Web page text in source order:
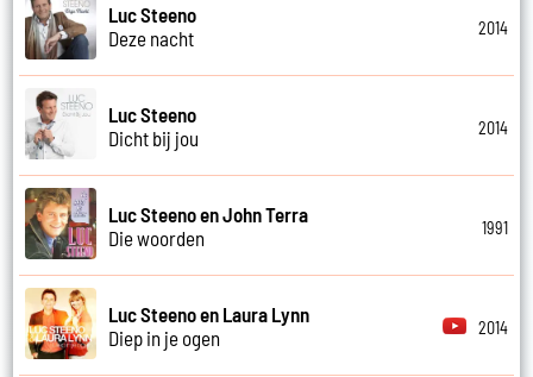
Luc Steeno
Deze nacht
2014
Luc Steeno
Dicht bij jou
2014
Luc Steeno en John Terra
Die woorden
1991
Luc Steeno en Laura Lynn
Diep in je ogen
2014